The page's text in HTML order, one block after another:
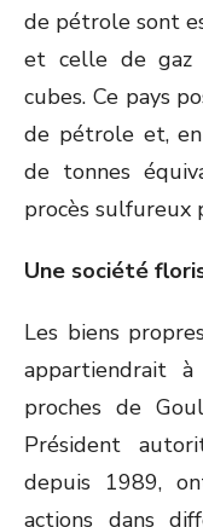
de pétrole sont
et celle de gaz
cubes. Ce pays
de pétrole et,
de tonnes
procès sulfureux
Une société
Les biens
appartiendrait à
proches de
Président
depuis 1989,
actions dans